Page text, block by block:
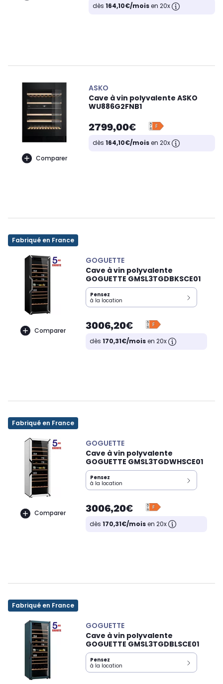
dès 164,10€/moisen 20x
Comparer
ASKO
Cave à vin polyvalente ASKO
WU886G2FNB1
2799,00€
dès 164,10€/moisen 20x
Fabriqué en France
Comparer
GOGUETTE
Cave à vin polyvalente
GOGUETTE GMSL3TGDBKSCE01
Pensez
à la location
3006,20€
dès 170,31€/moisen 20x
Fabriqué en France
Comparer
GOGUETTE
Cave à vin polyvalente
GOGUETTE GMSL3TGDWHSCE01
Pensez
à la location
3006,20€
dès 170,31€/moisen 20x
Fabriqué en France
GOGUETTE
Cave à vin polyvalente
GOGUETTE GMSL3TGDBLSCE01
Pensez
à la location